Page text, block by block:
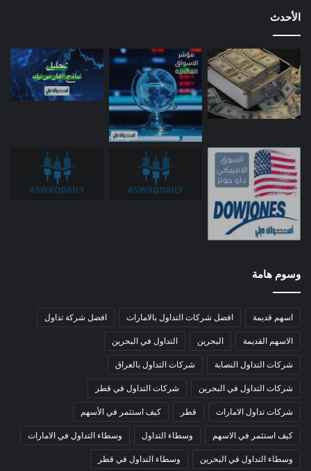
الأحدث
وسوم هامة
اسهم قديمة افضل شركات التداول بالامارات افضل شركة تداول
الاسهم القديمة البحرين التداول في البحرين
شركات التداول النصابة شركات التداول بالعراق
شركات التداول في البحرين شركات التداول في قطر
شركات تداول الامارات قطر كيف استثمر في الأسهم
كيف استثمر في الاسهم وسطاء التداول وسطاء التداول في الامارات
وسطاء التداول في البحرين وسطاء التداول في قطر